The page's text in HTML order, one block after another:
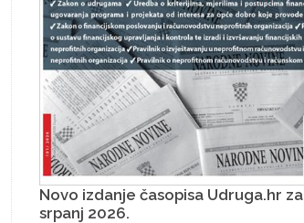
Novo izdanje časopisa Udruga.hr za
srpanj 2026.